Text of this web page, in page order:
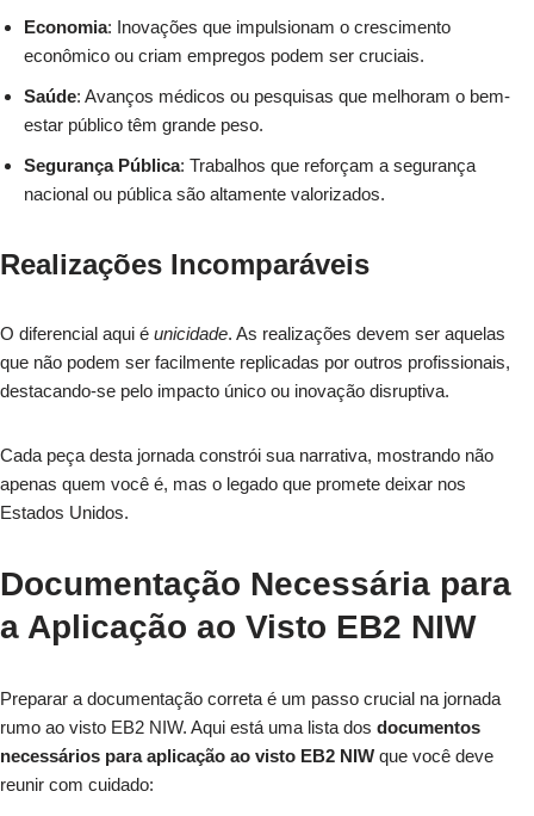
Economia: Inovações que impulsionam o crescimento
econômico ou criam empregos podem ser cruciais.
Saúde: Avanços médicos ou pesquisas que melhoram o bem-
estar público têm grande peso.
Segurança Pública: Trabalhos que reforçam a segurança
nacional ou pública são altamente valorizados.
Realizações Incomparáveis
O diferencial aqui é unicidade. As realizações devem ser aquelas
que não podem ser facilmente replicadas por outros profissionais,
destacando-se pelo impacto único ou inovação disruptiva.
Cada peça desta jornada constrói sua narrativa, mostrando não
apenas quem você é, mas o legado que promete deixar nos
Estados Unidos.
Documentação Necessária para
a Aplicação ao Visto EB2 NIW
Preparar a documentação correta é um passo crucial na jornada
rumo ao visto EB2 NIW. Aqui está uma lista dos documentos
necessários para aplicação ao visto EB2 NIW que você deve
reunir com cuidado: